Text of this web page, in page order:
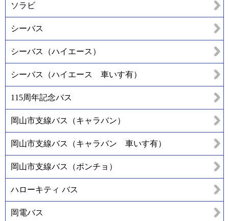
ソラビ
シーバス
シーバス（ハイエース）
シーバス（ハイエース 車いす有）
115周年記念バス
岡山市支線バス（キャラバン）
岡山市支線バス（キャラバン 車いす有）
岡山市支線バス（ポンチョ）
ハローキティ バス
岡電バス